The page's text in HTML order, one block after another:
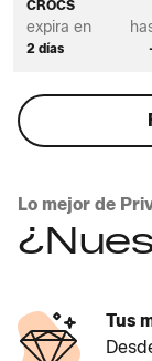
CROCS
expira en
2 días
Lo mejor de
Tus